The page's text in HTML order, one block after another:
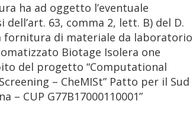
ha ad oggetto l’eventuale
dell’art. 63, comma 2, lett. B) del D.
fornitura di materiale da laboratorio
Biotage Isolera one
del progetto “Computational
– CheMISt” Patto per il Sud
– CUP G77B17000110001”